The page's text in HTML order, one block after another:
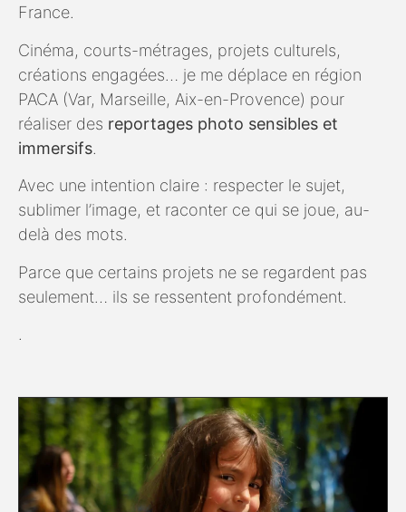
France.
Cinéma, courts-métrages, projets culturels,
créations engagées… je me déplace en région
PACA (Var, Marseille, Aix-en-Provence) pour
réaliser des reportages photo sensibles et
immersifs.
Avec une intention claire : respecter le sujet,
sublimer l’image, et raconter ce qui se joue, au-
delà des mots.
Parce que certains projets ne se regardent pas
seulement… ils se ressentent profondément.
.